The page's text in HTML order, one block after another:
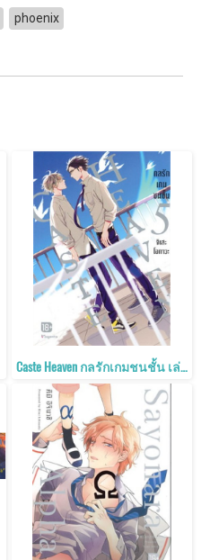
phoenix
Caste Heaven กลรักเกมชนชั้น เล่ม 5